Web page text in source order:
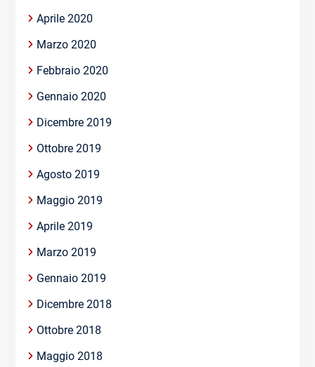
Aprile 2020
Marzo 2020
Febbraio 2020
Gennaio 2020
Dicembre 2019
Ottobre 2019
Agosto 2019
Maggio 2019
Aprile 2019
Marzo 2019
Gennaio 2019
Dicembre 2018
Ottobre 2018
Maggio 2018